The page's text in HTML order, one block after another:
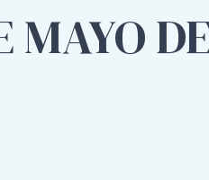
MAYO